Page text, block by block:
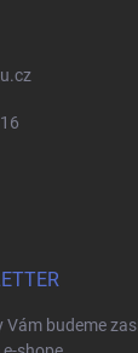
Vám budeme